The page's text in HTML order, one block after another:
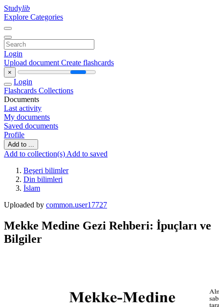
Studylib
Explore Categories
Login
Upload document Create flashcards
×
Login
Flashcards Collections
Documents
Last activity
My documents
Saved documents
Profile
Add to ...
Add to collection(s) Add to saved
Beşeri bilimler
Din bilimleri
İslam
Uploaded by common.user17727
Mekke Medine Gezi Rehberi: İpuçları ve
Bilgiler